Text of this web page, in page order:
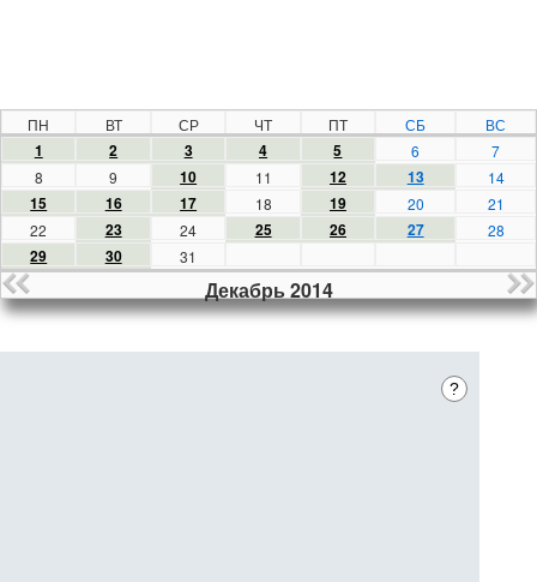
ПН ВТ СР ЧТ ПТ СБ ВС
1 2 3 4 5 6
7
8
9 10 11 12 13 14
15 16 17 18 19 20
21
22
23 24 25 26 27 28
29 30 31
Декабрь 2014
?